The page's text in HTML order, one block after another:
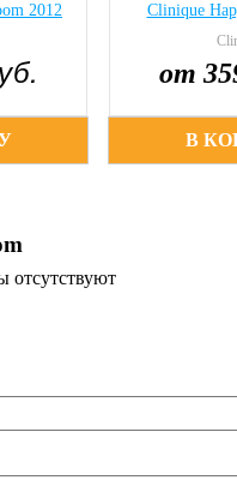
2012 Clinique
от
В
отсутствуют